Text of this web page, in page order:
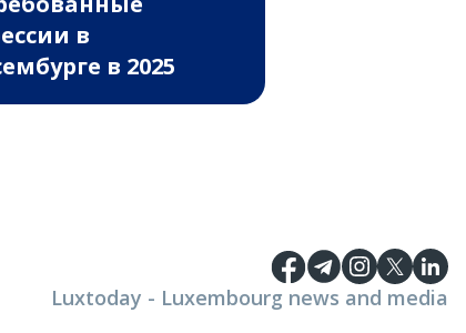
в
в 2025
Luxtoday - Luxembourg news and media